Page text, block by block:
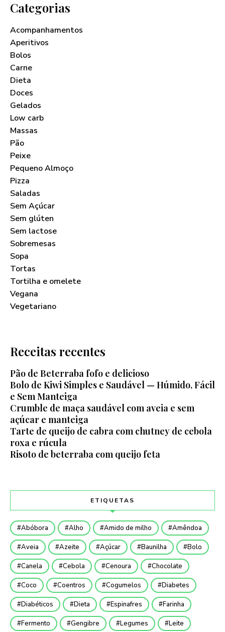
Categorias
Acompanhamentos
Aperitivos
Bolos
Carne
Dieta
Doces
Gelados
Low carb
Massas
Pão
Peixe
Pequeno Almoço
Pizza
Saladas
Sem Açúcar
Sem glúten
Sem lactose
Sobremesas
Sopa
Tortas
Tortilha e omelete
Vegana
Vegetariano
Receitas recentes
Pão de Beterraba fofo e delicioso
Bolo de Kiwi Simples e Saudável — Húmido, Fácil
e Sem Manteiga
Crumble de maça saudável com aveia e sem
açúcar e manteiga
Tarte de queijo de cabra com chutney de cebola
roxa e rúcula
Risoto de beterraba com queijo feta
ETIQUETAS
Abóbora Alho Amido de milho Amêndoa
Aveia Azeite Açúcar Baunilha Bolo
Canela Cebola Cenoura Chocolate
Coco Coentros Cogumelos Diabetes
Diabéticos Dieta Espinafres Farinha
Fermento Gengibre Legumes Leite